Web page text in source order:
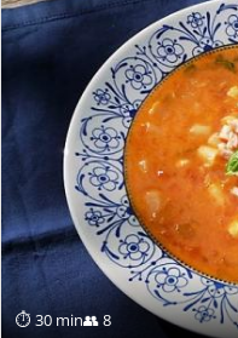
⏱ 30 min👥 8